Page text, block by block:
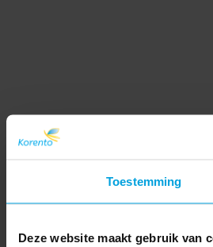
Toestemming
Deze website maakt gebruik van